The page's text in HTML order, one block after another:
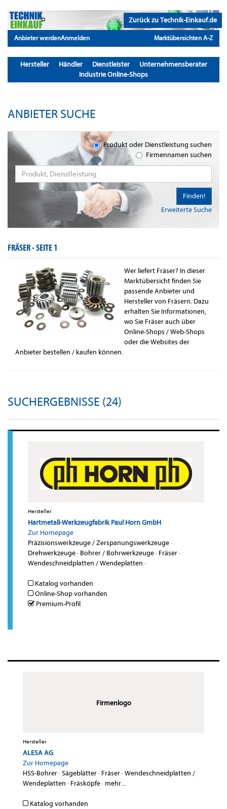
Zurück zu Technik-Einkauf.de
Anbieter werdenAnmelden Marktübersichten A-Z
Hersteller Händler Dienstleister
Unternehmensberater
Industrie Online-Shops
ANBIETER SUCHE
Produkt oder Dienstleistung suchen
Firmennamen suchen
Erweiterte Suche
Finden!
FRÄSER -SEITE 1
Wer liefert Fräser? In dieser
Marktübersicht finden Sie
passende Anbieter und
Hersteller von Fräsern. Dazu
erhalten Sie Informationen,
wo Sie Fräser auch über
Online-Shops / Web-Shops
oder die Websites der
Anbieter bestellen / kaufen können.
SUCHERGEBNISSE (24)
Hersteller
Hartmetall-Werkzeugfabrik Paul Horn GmbH
Zur Homepage
Präzisionswerkzeuge / Zerspanungswerkzeuge·
Drehwerkzeuge· Bohrer / Bohrwerkzeuge· Fräser·
Wendeschneidplatten / Wendeplatten ·
Katalog vorhanden
Online-Shop vorhanden
Premium-Profil
Firmenlogo
Hersteller
ALESA AG
Zur Homepage
HSS-Bohrer·Sägeblätter· Fräser·Wendeschneidplatten /
Wendeplatten · Fräsköpfe· mehr...
Katalog vorhanden